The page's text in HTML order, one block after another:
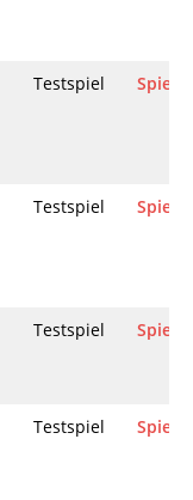
Testspiel
Testspiel
Testspiel
Testspiel